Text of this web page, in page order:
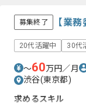
募集終了 【業
20代活躍中 30代
〜60万円／月
渋谷(東京都)
求めるスキル